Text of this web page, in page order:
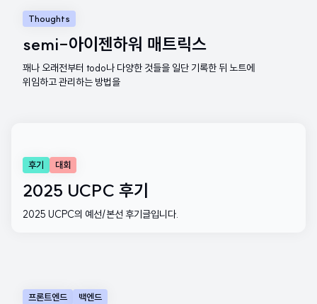
Thoughts
semi-아이젠하워 매트릭스
꽤나 오래전부터 todo나 다양한 것들을 일단 기록한 뒤 노트에
위임하고 관리하는 방법을
후기 대회
2025 UCPC 후기
2025 UCPC의 예선/본선 후기글입니다.
프론트엔드 백엔드